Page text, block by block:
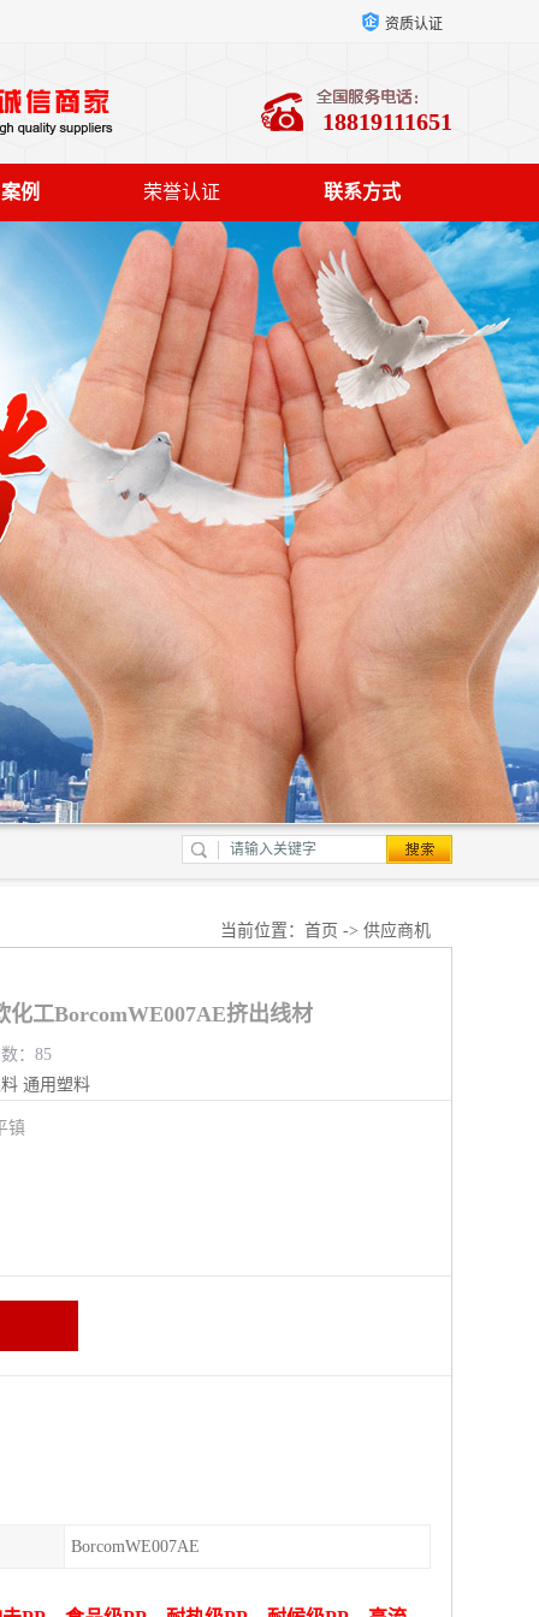
资质认证
18819111651
例 荣誉认证 联系方式
当前位置： 首页 -> 供应商机
化工BorcomWE007AE挤出线材
：85
通用塑料
镇
BorcomWE007AE